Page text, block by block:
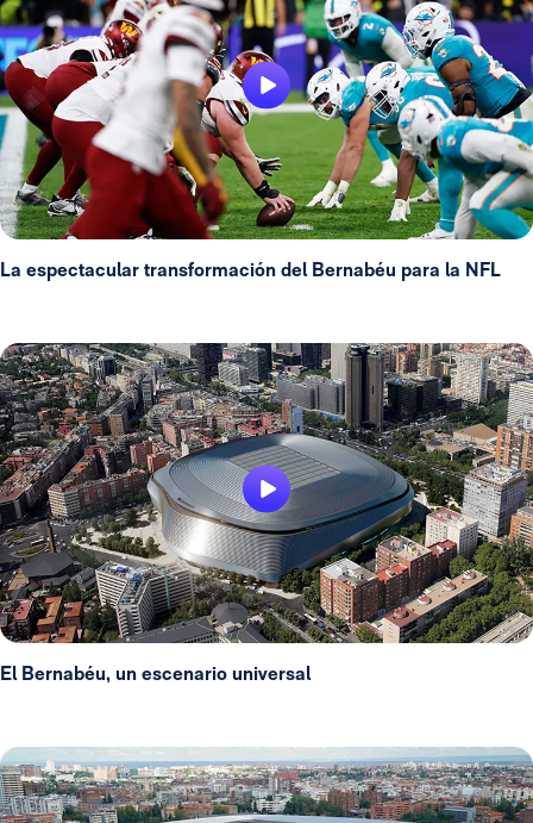
La espectacular transformación del Bernabéu para la NFL
El Bernabéu, un escenario universal